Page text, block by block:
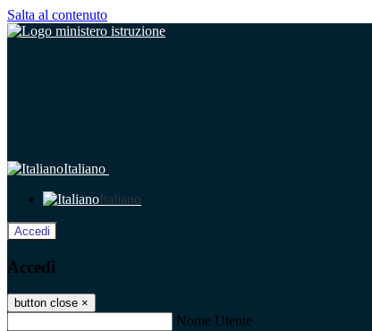
Salta al contenuto
Italiano
Italiano
Accedi
Accedi
button close ×
Nome Utente